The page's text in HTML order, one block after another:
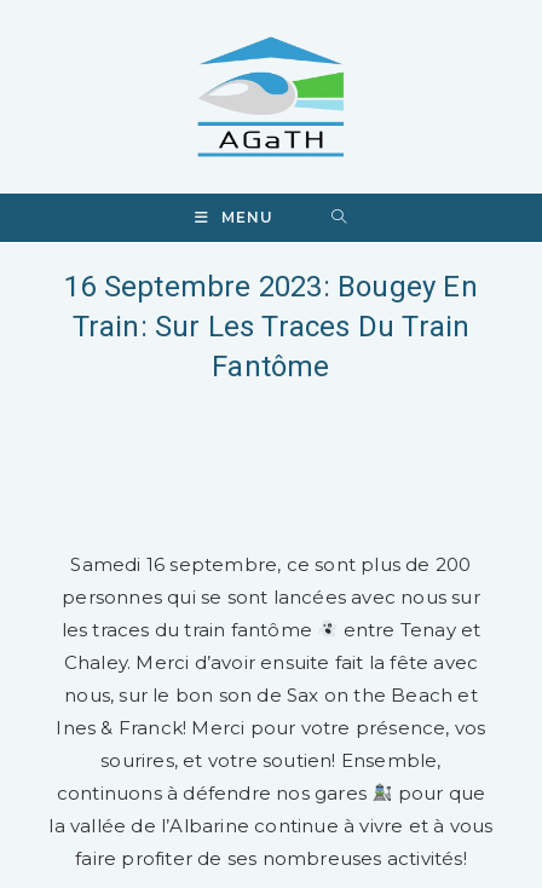
MENU
16 Septembre 2023: Bougey En
Train: Sur Les Traces Du Train
Fantôme
Samedi 16 septembre, ce sont plus de 200
personnes qui se sont lancées avec nous sur
les traces du train fantôme
entre Tenay et
Chaley. Merci d’avoir ensuite fait la fête avec
nous, sur le bon son de Sax on the Beach et
Ines & Franck! Merci pour votre présence, vos
sourires, et votre soutien! Ensemble,
continuons à défendre nos gares
pour que
la vallée de l’Albarine continue à vivre et à vous
faire profiter de ses nombreuses activités!